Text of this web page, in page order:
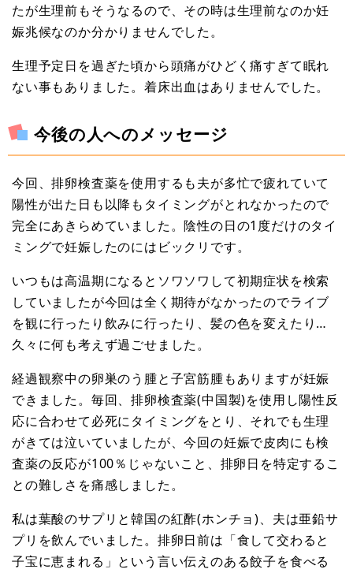
たが生理前もそうなるので、その時は生理前なのか妊
娠兆候なのか分かりませんでした。
生理予定日を過ぎた頃から頭痛がひどく痛すぎて眠れ
ない事もありました。着床出血はありませんでした。
今後の人へのメッセージ
今回、排卵検査薬を使用するも夫が多忙で疲れていて
陽性が出た日も以降もタイミングがとれなかったので
完全にあきらめていました。陰性の日の1度だけのタイ
ミングで妊娠したのにはビックリです。
いつもは高温期になるとソワソワして初期症状を検索
していましたが今回は全く期待がなかったのでライブ
を観に行ったり飲みに行ったり、髪の色を変えたり…
久々に何も考えず過ごせました。
経過観察中の卵巣のう腫と子宮筋腫もありますが妊娠
できました。毎回、排卵検査薬(中国製)を使用し陽性反
応に合わせて必死にタイミングをとり、それでも生理
がきては泣いていましたが、今回の妊娠で皮肉にも検
査薬の反応が100％じゃないこと、排卵日を特定するこ
との難しさを痛感しました。
私は葉酸のサプリと韓国の紅酢(ホンチョ)、夫は亜鉛サ
プリを飲んでいました。排卵日前は「食して交わると
子宝に恵まれる」という言い伝えのある餃子を食べる